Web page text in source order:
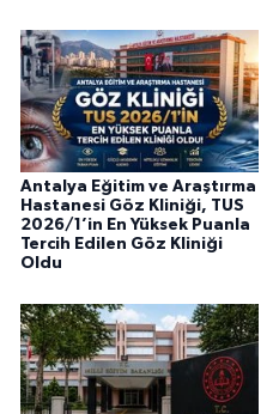
Antalya Eğitim ve Araştırma
Hastanesi Göz Kliniği, TUS
2026/1’in En Yüksek Puanla
Tercih Edilen Göz Kliniği
Oldu